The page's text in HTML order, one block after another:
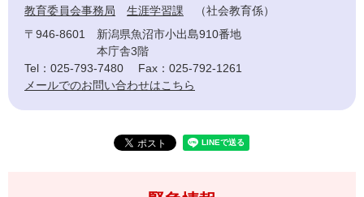
教育委員会事務局 生涯学習課
社会教育係
〒946-8601
新潟県魚沼市小出島910番地
本庁舎3階
Tel：025-793-7480
Fax：025-792-1261
メールでのお問い合わせはこちら